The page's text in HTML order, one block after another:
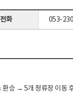
전화 053-
승 → 5개 정류장 이동